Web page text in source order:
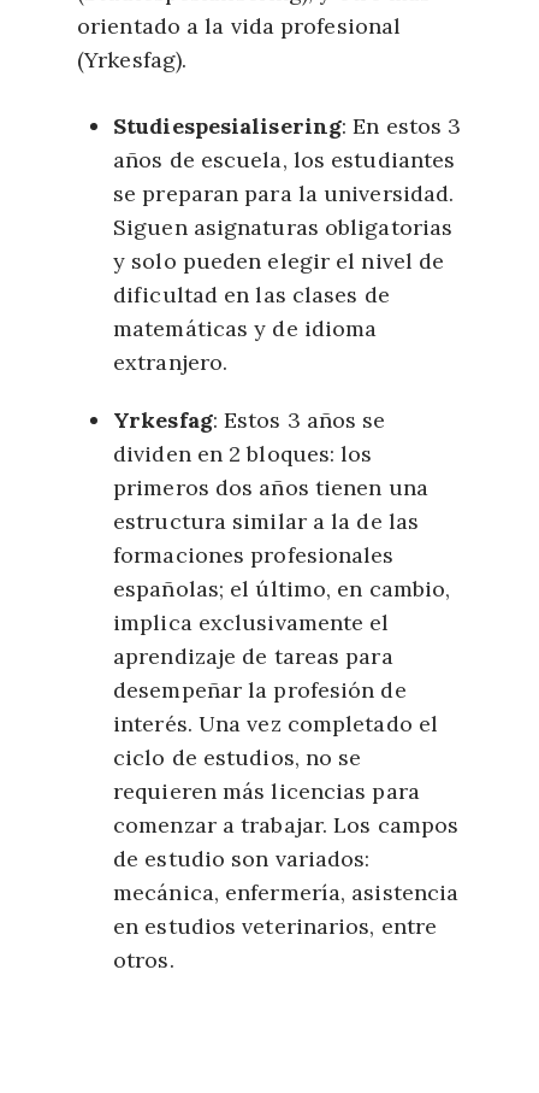
orientado a la vida profesional
(Yrkesfag).
Studiespesialisering: En estos 3
años de escuela, los estudiantes
se preparan para la universidad.
Siguen asignaturas obligatorias
y solo pueden elegir el nivel de
dificultad en las clases de
matemáticas y de idioma
extranjero.
Yrkesfag: Estos 3 años se
dividen en 2 bloques: los
primeros dos años tienen una
estructura similar a la de las
formaciones profesionales
españolas; el último, en cambio,
implica exclusivamente el
aprendizaje de tareas para
desempeñar la profesión de
interés. Una vez completado el
ciclo de estudios, no se
requieren más licencias para
comenzar a trabajar. Los campos
de estudio son variados:
mecánica, enfermería, asistencia
en estudios veterinarios, entre
otros.